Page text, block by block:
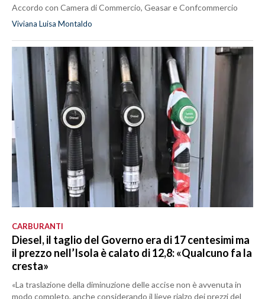
Accordo con Camera di Commercio, Geasar e Confcommercio
Viviana Luisa Montaldo
CARBURANTI
Diesel, il taglio del Governo era di 17 centesimi ma
il prezzo nell’Isola è calato di 12,8: «Qualcuno fa la
cresta»
«La traslazione della diminuzione delle accise non è avvenuta in
modo completo, anche considerando il lieve rialzo dei prezzi del